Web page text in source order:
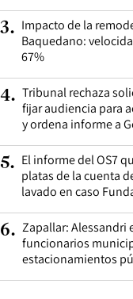
3. Impacto de la
Baquedano:
67%
4. Tribunal rechaza
fijar audiencia para
y ordena informe a
5. El informe del OS7
platas de la cuenta
lavado en caso
6. Zapallar: Alessandri
funcionarios
estacionamientos